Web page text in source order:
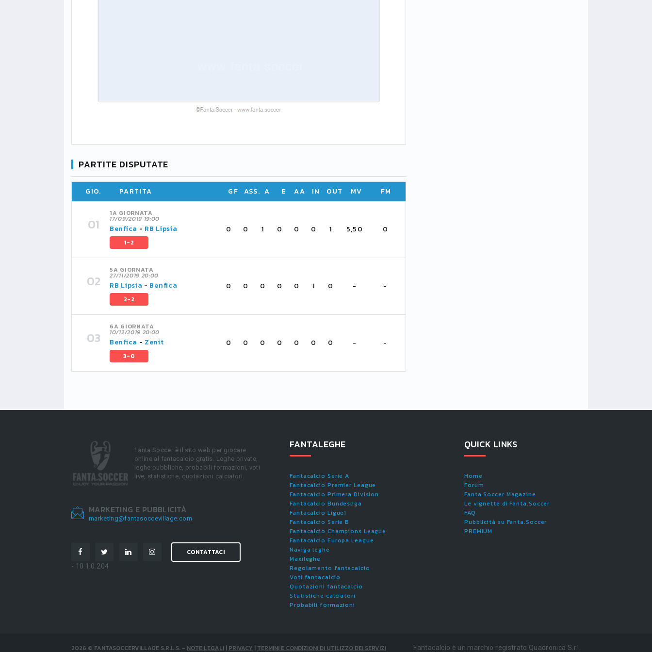
PARTITE DISPUTATE
GIO. PARTITA GF ASS. A E AA IN OUT MV FM
1A GIORNATA
17/09/2019 19:00
Benfica - RB Lipsia
1-2
0 0 1 0 0 0 1 5,50 0
5A GIORNATA
27/11/2019 20:00
RB Lipsia - Benfica
2-2
0 0 0 0 0 1 0 - -
6A GIORNATA
10/12/2019 20:00
Benfica - Zenit
3-0
0 0 0 0 0 0 0 - -
Fanta.Soccer è il sito web per giocare
online al fantacalcio gratis. Leghe private,
leghe pubbliche, probabili formazioni, voti
live, statistiche, quotazioni calciatori.
MARKETING E PUBBLICITÀ
marketing@fantasoccevillage.com
CONTATTACI
- 10.1.0.204
FANTALEGHE
Fantacalcio Serie A
Fantacalcio Premier League
Fantacalcio Primera Division
Fantacalcio Bundesliga
Fantacalcio Ligue1
Fantacalcio Serie B
Fantacalcio Champions League
Fantacalcio Europa League
Naviga leghe
Maxileghe
Regolamento fantacalcio
Voti fantacalcio
Quotazioni fantacalcio
Statistiche calciatori
Probabili formazioni
QUICK LINKS
Home
Forum
Fanta.Soccer Magazine
Le vignette di Fanta.Soccer
FAQ
Pubblicità su Fanta.Soccer
PREMIUM
2026 © FANTASOCCERVILLAGE S.R.L.S. - NOTE LEGALI | PRIVACY | TERMINI E CONDIZIONI DI UTILIZZO DEI SERVIZI Fantacalcio è un marchio registrato Quadronica S.r.l.